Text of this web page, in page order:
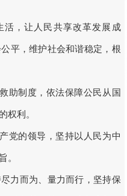
，让人民共享改革发展成
平，维护社会和谐稳定，根
助制度，依法保障公民从国
权利。
党的领导，坚持以人民为中
。
力而为、量力而行，坚持保